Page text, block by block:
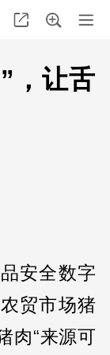
，让舌
安全数字
贸市场猪
肉“来源可